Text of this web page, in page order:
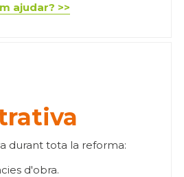
ajudar? >>
durant tota la reforma:
d'obra.